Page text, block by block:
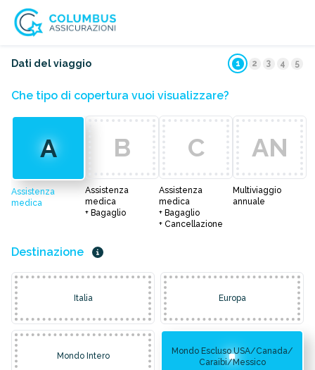
Dati del viaggio 1 2 3 4 5
Che tipo di copertura vuoi visualizzare?
A
Assistenza
medica
B
Assistenza
medica
+ Bagaglio
C
Assistenza
medica
+ Bagaglio
+ Cancellazione
AN
Multiviaggio
annuale
Destinazione
Italia Europa
Mondo Intero
Mondo Escluso USA/Canada/
Caraibi/Messico